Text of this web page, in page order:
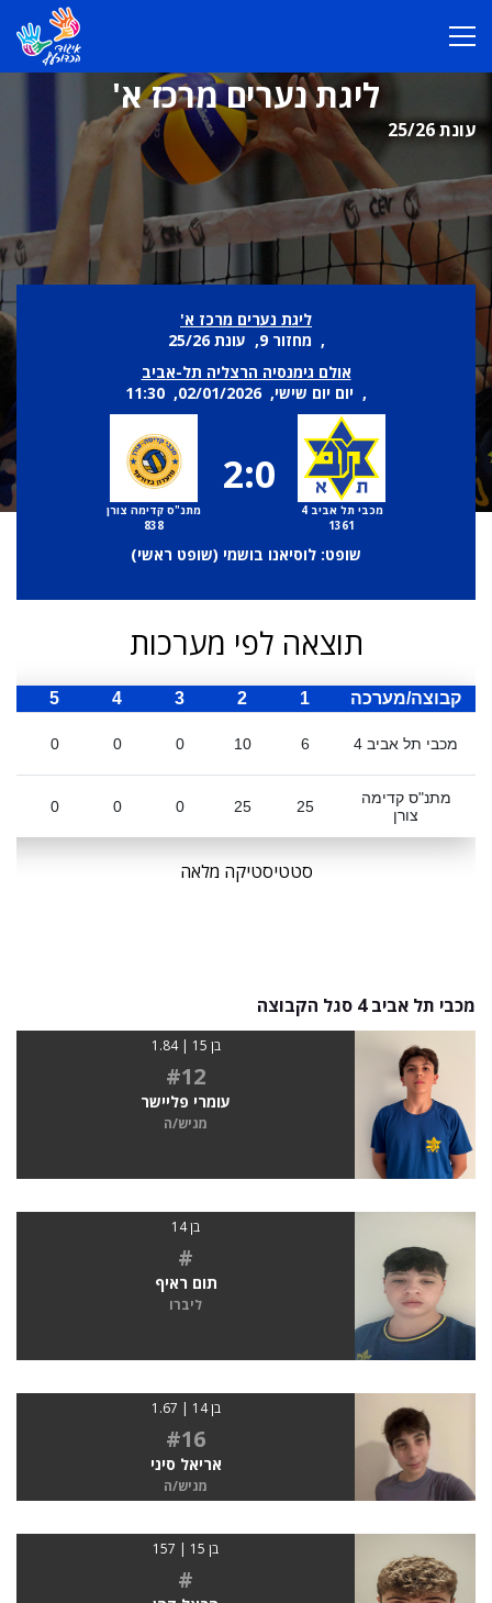
ליגת נערים מרכז א'
עונת 25/26
ליגת נערים מרכז א'
, מחזור 9, עונת 25/26
אולם גימנסיה הרצליה תל-אביב
, יום יום שישי, 02/01/2026, 11:30
מכבי תל אביב 4
1361
2:0
מתנ"ס קדימה צורן
838
שופט: לוסיאנו בושמי (שופט ראשי)
תוצאה לפי מערכות
קבוצה/מערכה 1
2
3
4
5
מכבי תל אביב 4 6
10
0
0
0
מתנ"ס קדימה
צורן
25
25
0
0
0
סטטיסטיקה מלאה
מכבי תל אביב 4 סגל הקבוצה
בן 15 | 1.84
#12
עומרי פליישר
מגיש/ה
בן 14
#
תום ראיף
ליברו
בן 14 | 1.67
#16
אריאל סיני
מגיש/ה
בן 15 | 157
#